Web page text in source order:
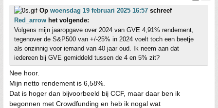
Op woensdag 19 februari 2025 16:57 schreef
Red_arrow het volgende:
Volgens mijn jaaropgave over 2024 van GVE 4,91% rendement,
tegenover de S&P500 van +/-25% in 2024 voelt toch een beetje
als onzinnig voor iemand van 40 jaar oud. Ik neem aan dat
iedereen bij GVE gemiddeld tussen de 4 en 5% zit?
Nee hoor.
Mijn netto rendement is 6,58%.
Dat is hoger dan bijvoorbeeld bij CCF, maar daar ben ik
begonnen met Crowdfunding en heb ik nogal wat